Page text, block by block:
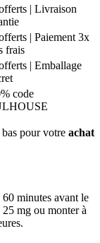
| Livraison
| Paiement 3x
frais
| Emballage
code
pour votre achat
60 minutes avant le
mg ou monter à